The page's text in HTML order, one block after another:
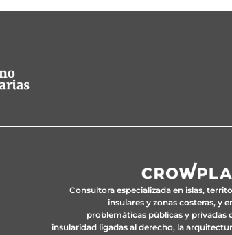
Consultora especializada en islas,
insulares y zonas costeras, y
problemáticas públicas y privadas
insularidad ligadas al derecho, la